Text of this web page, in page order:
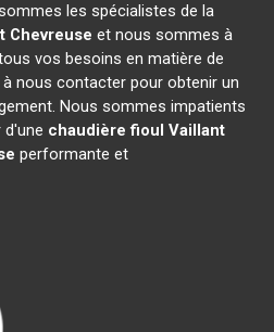
les spécialistes de la
Chevreuse et nous sommes à
vos besoins en matière de
nous contacter pour obtenir un
Nous sommes impatients
chaudière fioul Vaillant
performante et